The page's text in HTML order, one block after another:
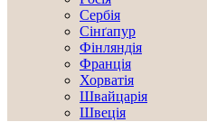
Сербія
Сінґапур
Фінляндія
Франція
Хорватія
Швайцарія
Швеція